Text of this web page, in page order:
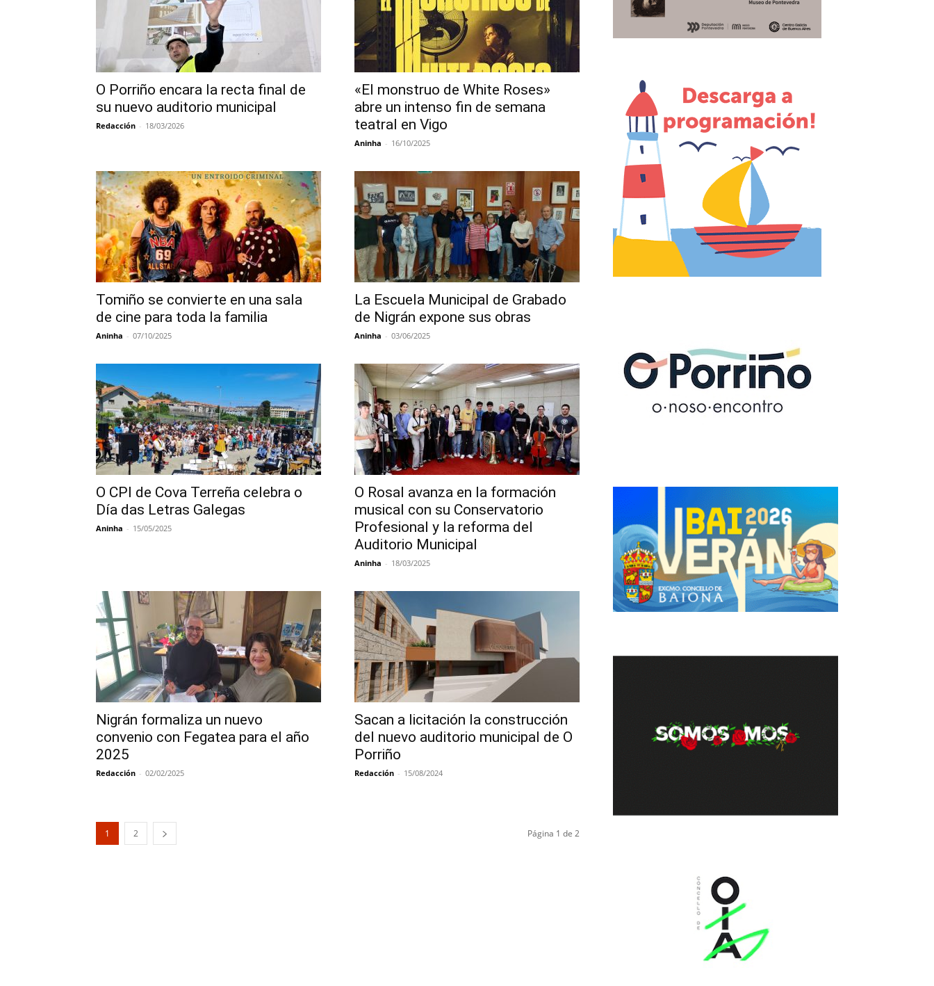
O Porriño encara la recta final de
su nuevo auditorio municipal
Redacción - 18/03/2026
«El monstruo de White Roses»
abre un intenso fin de semana
teatral en Vigo
Aninha - 16/10/2025
Tomiño se convierte en una sala
de cine para toda la familia
Aninha - 07/10/2025
La Escuela Municipal de Grabado
de Nigrán expone sus obras
Aninha - 03/06/2025
O CPI de Cova Terreña celebra o
Día das Letras Galegas
Aninha - 15/05/2025
O Rosal avanza en la formación
musical con su Conservatorio
Profesional y la reforma del
Auditorio Municipal
Aninha - 18/03/2025
Nigrán formaliza un nuevo
convenio con Fegatea para el año
2025
Redacción - 02/02/2025
Sacan a licitación la construcción
del nuevo auditorio municipal de O
Porriño
Redacción - 15/08/2024
1 2 Página 1 de 2